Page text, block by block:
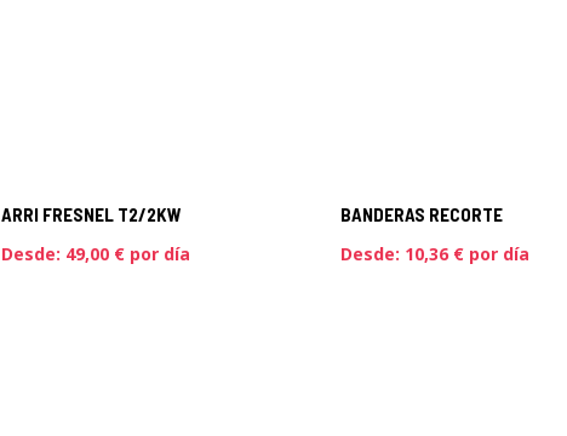
ARRI FRESNEL T2/2KW
Desde: 49,00 €por día
BANDERAS RECORTE
Desde: 10,36 €por día